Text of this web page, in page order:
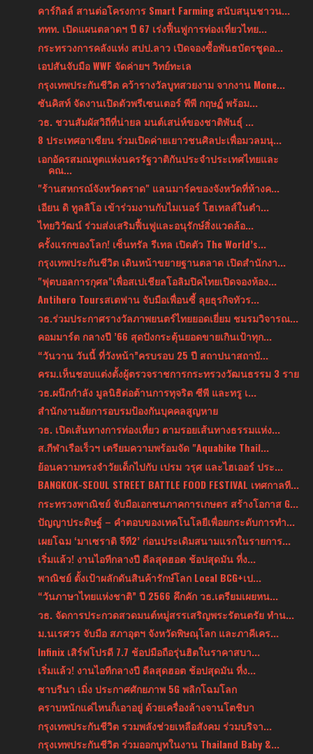
คาร์กิลล์ สานต่อโครงการ Smart Farming สนับสนุนชาวน...
ททท. เปิดแผนตลาดฯ ปี 67 เร่งฟื้นฟูการท่องเที่ยวไทย...
กระทรวงการคลังแห่ง สปป.ลาว เปิดจองซื้อพันธบัตรชูดอ...
เอปสันจับมือ WWF จัดค่ายฯ วิทย์ทะเล
กรุงเทพประกันชีวิต คว้ารางวัลบูทสวยงาม จากงาน Mone...
ซันคิสท์ จัดงานเปิดตัวพรีเซนเตอร์ พีพี กฤษฏ์ พร้อม...
วธ. ชวนสัมผัสวิถีที่น่ายล มนต์เสน่ห์ของชาติพันธุ์ ...
8 ประเทศอาเซียน ร่วมเปิดค่ายเยาวชนศิลปะเพื่อมวลมนุ...
เอกอัครสมณทูตแห่งนครรัฐวาติกันประจําประเทศไทยและ
คณ...
"ร้านสหกรณ์จังหวัดตราด" แลนมาร์คของจังหวัดที่ห้างค...
เอียน ดิ ทูลลิโอ เข้าร่วมงานกับไมเนอร์ โฮเทลส์ในตำ...
ไทยวิวัฒน์ ร่วมส่งเสริมฟื้นฟูและอนุรักษ์สิ่งแวดล้อ...
ครั้งแรกของโลก! เซ็นทรัล รีเทล เปิดตัว The World’s...
กรุงเทพประกันชีวิต เดินหน้าขยายฐานตลาด เปิดสำนักงา...
"ฟุตบอลการกุศล"เพื่อสเปเชียลโอลิมปิคไทยเปิดจองห้อง...
Antihero Toursสเตฟาน จับมือเพื่อนซี้ ลุยธุรกิจทัวร...
วธ.ร่วมประกาศรางวัลภาพยนตร์ไทยยอดเยี่ยม ชมรมวิจารณ...
คอมมาร์ต กลางปี ’66 สุดปังกระตุ้นยอดขายเกินเป้าทุก...
“วันวาน วันนี้ ที่วังหน้า”ครบรอบ 25 ปี สถาปนาสถาบั...
ครม.เห็นชอบแต่งตั้งผู้ตรวจราชการกระทรวงวัฒนธรรม 3 ราย
วธ.ผนึกกำลัง มูลนิธิต่อต้านการทุจริต ซีพี และทรู เ...
สำนักงานอัยการอบรมป้องกันบุคคลสูญหาย
วธ. เปิดเส้นทางการท่องเที่ยว ตามรอยเส้นทางธรรมแห่ง...
ส.กีฬาเรือเร็วฯ เตรียมความพร้อมจัด "Aquabike Thail...
ย้อนความทรงจำวัยเด็กไปกับ เปรม วรุศ และไฮเออร์ ประ...
BANGKOK-SEOUL STREET BATTLE FOOD FESTIVAL เทศกาลที...
กระทรวงพาณิชย์ จับมือเอกชนภาคการเกษตร สร้างโอกาส G...
ปัญญาประดิษฐ์ – คำตอบของเทคโนโลยีเพื่อยกระดับการทำ...
เผยโฉม ‘มาเซราติ จีที2’ ก่อนประเดิมสนามแรกในรายการ...
เริ่มแล้ว! งานไอทีกลางปี ดีลสุดฮอต ช้อปสุดมัน ที่ง...
พาณิชย์ ตั้งเป้าผลักดันสินค้ารักษ์โลก Local BCG+เป...
“วันภาษาไทยแห่งชาติ” ปี 2566 คึกคัก วธ.เตรียมเผยหน...
วธ. จัดการประกวดสวดมนต์หมู่สรรเสริญพระรัตนตรัย ทำน...
ม.นเรศวร จับมือ สภาอุตฯ จังหวัดพิษณุโลก และภาคีเคร...
Infinix เสิร์ฟโปรดี 7.7 ช้อปมือถือรุ่นฮิตในราคาสบา...
เริ่มแล้ว! งานไอทีกลางปี ดีลสุดฮอต ช้อปสุดมัน ที่ง...
ซาบรีนา เมิ่ง ประกาศศักยภาพ 5G พลิกโฉมโลก
คราบหนักแค่ไหนก็เอาอยู่ ด้วยเครื่องล้างจานโตชิบา
กรุงเทพประกันชีวิต รวมพลังช่วยเหลือสังคม ร่วมบริจา...
กรุงเทพประกันชีวิต ร่วมออกบูทในงาน Thailand Baby &...